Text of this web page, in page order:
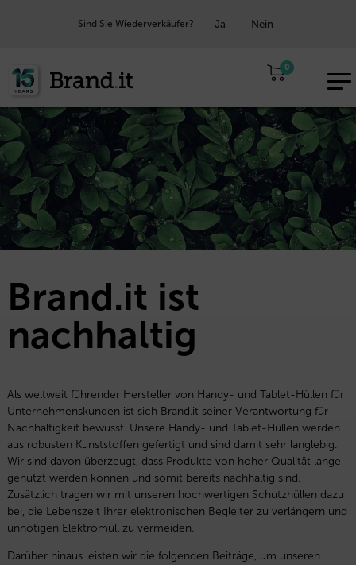
Sind Sie Wiederverkäufer? Ja Nein
0
DE
Brand.it ist
nachhaltig
Als weltweit führender Hersteller von Handy- und Tablet-Hüllen für
Unternehmenskunden ist sich Brand.it seiner Verantwortung für
Nachhaltigkeit bewusst. Unsere Handy- und Tablet-Hüllen werden
aus robusten Kunststoffen gefertigt und sind damit sehr langlebig.
Wir sind davon überzeugt, dass Produkte von hoher Qualität lange
genutzt werden können und somit bereits nachhaltig sind.
Zusätzlich tragen wir mit unseren hochwertigen Schutzhüllen dazu
bei, die Lebenszeit Ihrer elektronischen Begleiter zu verlängern und
unnötigen Elektromüll zu vermeiden.
Darüber hinaus leisten wir die folgenden Beiträge, um unseren